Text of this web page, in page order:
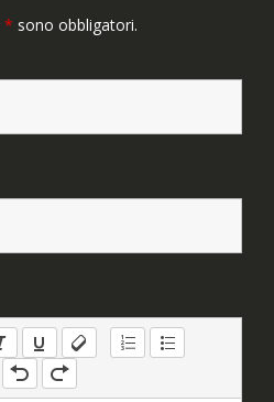
* sono obbligatori.